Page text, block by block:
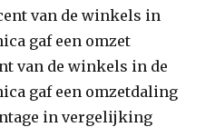
van de winkels in
gaf een omzet
van de winkels in de
gaf een omzetdaling
in vergelijking